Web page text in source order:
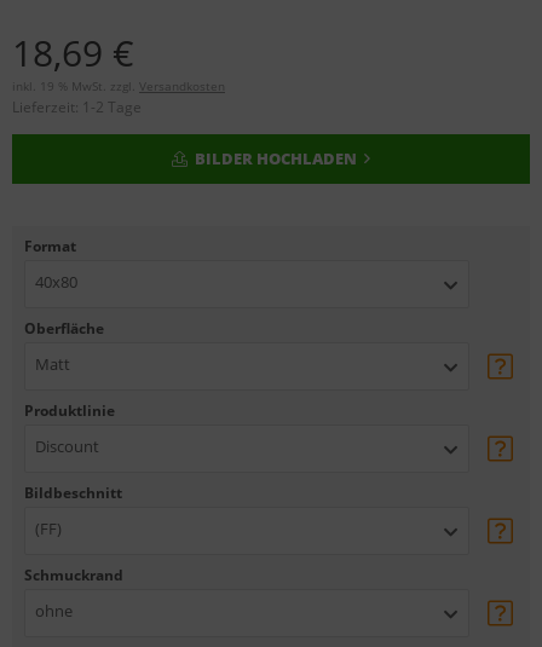
18,69 €
inkl. 19 % MwSt. zzgl. Versandkosten
Lieferzeit: 1-2 Tage
BILDER HOCHLADEN
Format
40x80
Oberfläche
Matt
Produktlinie
Discount
Bildbeschnitt
(FF)
Schmuckrand
ohne